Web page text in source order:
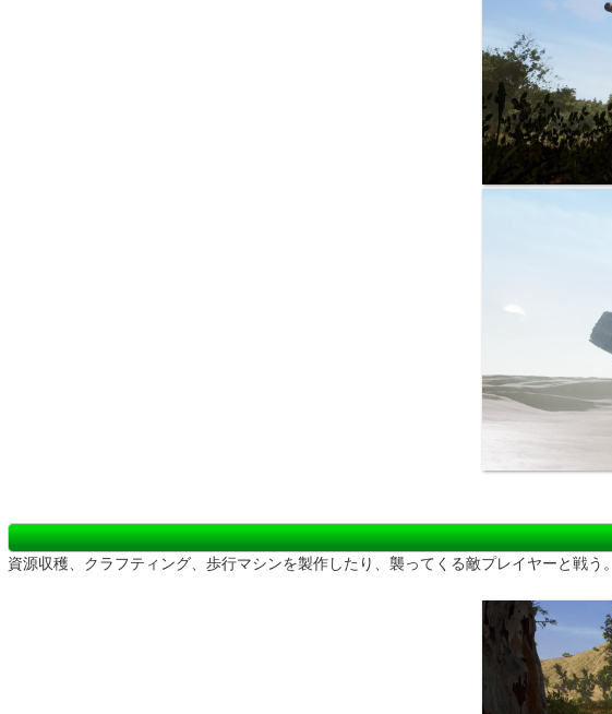
資源収穫、クラフティング、歩行マシンを製作したり、襲ってくる敵プレイヤーと戦う。